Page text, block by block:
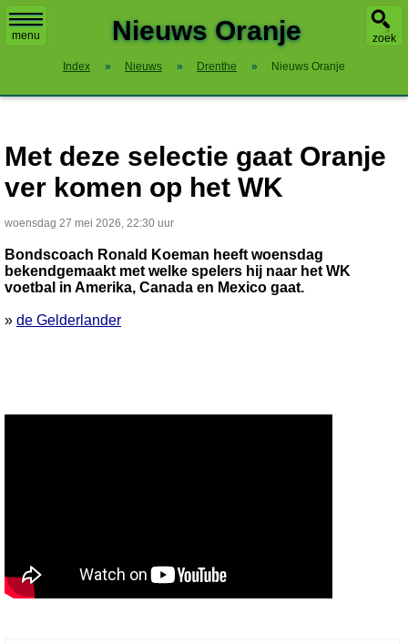
menu zoek
Nieuws Oranje
Index » Nieuws » Drenthe » Nieuws Oranje
Met deze selectie gaat Oranje
ver komen op het WK
woensdag 27 mei 2026, 22:30 uur
Bondscoach Ronald Koeman heeft woensdag
bekendgemaakt met welke spelers hij naar het WK
voetbal in Amerika, Canada en Mexico gaat.
» de Gelderlander